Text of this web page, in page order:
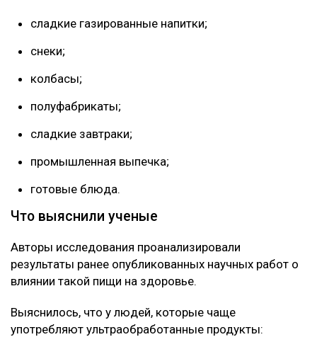
сладкие газированные напитки;
снеки;
колбасы;
полуфабрикаты;
сладкие завтраки;
промышленная выпечка;
готовые блюда.
Что выяснили ученые
Авторы исследования проанализировали
результаты ранее опубликованных научных работ о
влиянии такой пищи на здоровье.
Выяснилось, что у людей, которые чаще
употребляют ультраобработанные продукты: